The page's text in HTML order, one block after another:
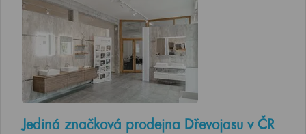
Jediná značková prodejna Dřevojasu v ČR